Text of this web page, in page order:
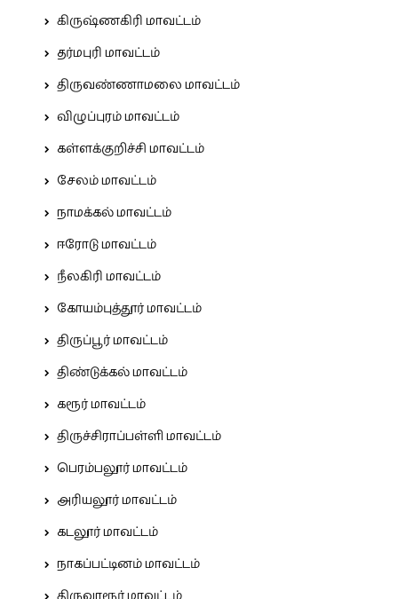
கிருஷ்ணகிரி மாவட்டம்
தர்மபுரி மாவட்டம்
திருவண்ணாமலை மாவட்டம்
விழுப்புரம் மாவட்டம்
கள்ளக்குறிச்சி மாவட்டம்
சேலம் மாவட்டம்
நாமக்கல் மாவட்டம்
ஈரோடு மாவட்டம்
நீலகிரி மாவட்டம்
கோயம்புத்தூர் மாவட்டம்
திருப்பூர் மாவட்டம்
திண்டுக்கல் மாவட்டம்
கரூர் மாவட்டம்
திருச்சிராப்பள்ளி மாவட்டம்
பெரம்பலூர் மாவட்டம்
அரியலூர் மாவட்டம்
கடலூர் மாவட்டம்
நாகப்பட்டினம் மாவட்டம்